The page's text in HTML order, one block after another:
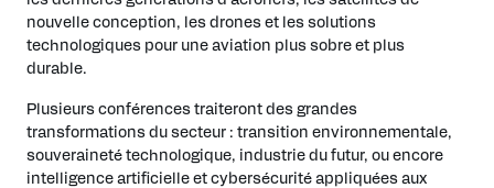
nouvelle conception, les drones et les solutions
technologiques pour une aviation plus sobre et plus
durable.
Plusieurs conférences traiteront des grandes
transformations du secteur : transition environnementale,
souveraineté technologique, industrie du futur, ou encore
intelligence artificielle et cybersécurité appliquées aux